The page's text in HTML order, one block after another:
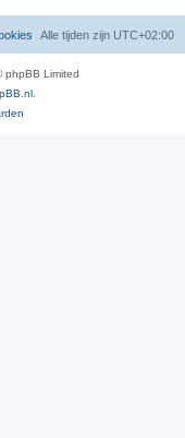
Alle tijden zijn UTC+02:00
phpBB Limited